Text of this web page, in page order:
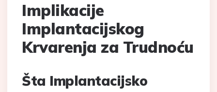
Implikacije
Implantacijskog
Krvarenja za Trudnoću
Šta Implantacijsko